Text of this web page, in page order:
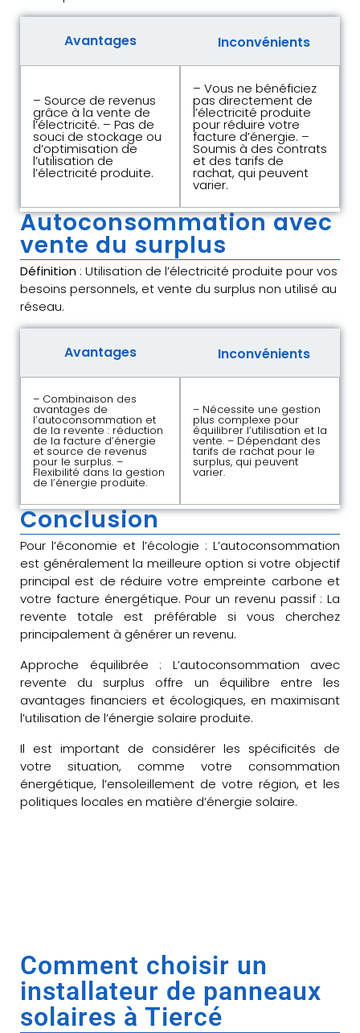
Avantages Inconvénients
– Source de revenus
grâce à la vente de
l’électricité. – Pas de
souci de stockage ou
d’optimisation de
l’utilisation de
l’électricité produite.
– Vous ne bénéficiez
pas directement de
l’électricité produite
pour réduire votre
facture d’énergie. –
Soumis à des contrats
et des tarifs de
rachat, qui peuvent
varier.
Autoconsommation avec
vente du surplus
Définition : Utilisation de l’électricité produite pour vos
besoins personnels, et vente du surplus non utilisé au
réseau.
Avantages Inconvénients
– Combinaison des
avantages de
l’autoconsommation et
de la revente : réduction
de la facture d’énergie
et source de revenus
pour le surplus. –
Flexibilité dans la gestion
de l’énergie produite.
– Nécessite une gestion
plus complexe pour
équilibrer l’utilisation et la
vente. – Dépendant des
tarifs de rachat pour le
surplus, qui peuvent
varier.
Conclusion
Pour l’économie et l’écologie : L’autoconsommation
est généralement la meilleure option si votre objectif
principal est de réduire votre empreinte carbone et
votre facture énergétique. Pour un revenu passif : La
revente totale est préférable si vous cherchez
principalement à générer un revenu.
Approche équilibrée : L’autoconsommation avec
revente du surplus offre un équilibre entre les
avantages financiers et écologiques, en maximisant
l’utilisation de l’énergie solaire produite.
Il est important de considérer les spécificités de
votre situation, comme votre consommation
énergétique, l’ensoleillement de votre région, et les
politiques locales en matière d’énergie solaire.
Comment choisir un
installateur de panneaux
solaires à Tiercé